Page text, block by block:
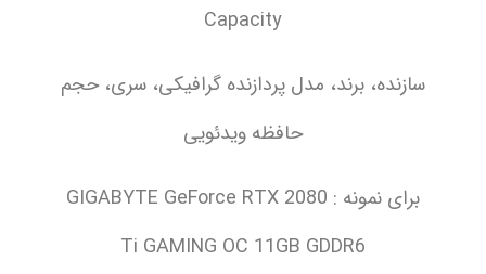
Capacity
سازنده، برند، مدل پردازنده گرافیکی، سری، حجم
حافظه ویدئویی
برای نمونه : GIGABYTE GeForce RTX 2080
Ti GAMING OC 11GB GDDR6